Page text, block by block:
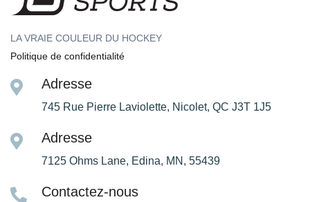
LA VRAIE COULEUR DU HOCKEY
Politique de confidentialité
Adresse
745 Rue Pierre Laviolette, Nicolet, QC J3T 1J5
Adresse
7125 Ohms Lane, Edina, MN, 55439
Contactez-nous